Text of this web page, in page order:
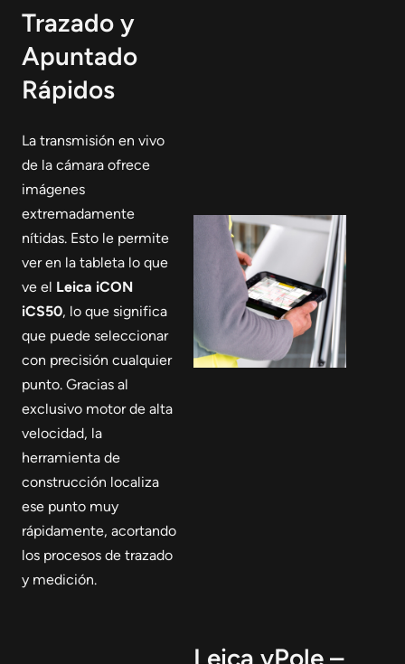
Trazado y
Apuntado
Rápidos
La transmisión en vivo
de la cámara ofrece
imágenes
extremadamente
nítidas. Esto le permite
ver en la tableta lo que
ve el Leica iCON
iCS50, lo que significa
que puede seleccionar
con precisión cualquier
punto. Gracias al
exclusivo motor de alta
velocidad, la
herramienta de
construcción localiza
ese punto muy
rápidamente, acortando
los procesos de trazado
y medición.